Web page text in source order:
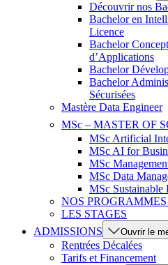
Découvrir nos
Bachelor en
Licence
Bachelor
d’Applications
Bachelor
Bachelor
Sécurisées
Mastère Data Engineer
MSc – MASTER OF
MSc Artificial
MSc AI for
MSc
MSc Data
MSc Sustainable
NOS
LES STAGES
ADMISSIONS
Ouvrir le
Rentrées Décalées
Tarifs et Financement